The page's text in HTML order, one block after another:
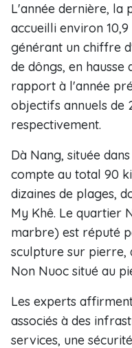
L'année dernière, la
accueilli environ
générant un chiffre
de dôngs, en hausse
rapport à l'année
objectifs annuels de
respectivement.
Dà Nang, située
compte au total 90
dizaines de plages,
My Khê. Le quartier
marbre) est réputé
sculpture sur pierre,
Non Nuoc situé au
Les experts
associés à des
services, une